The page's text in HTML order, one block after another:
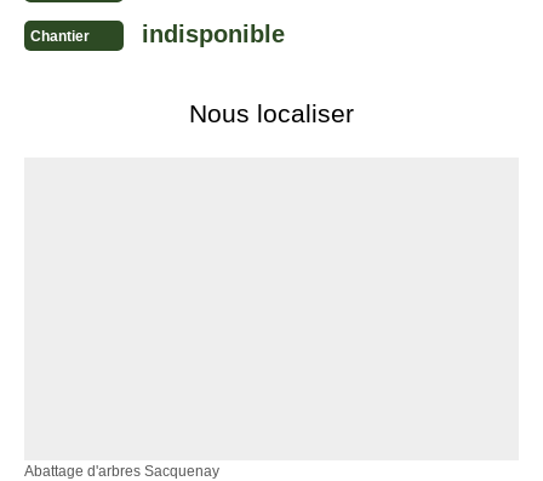
Chantier indisponible
Nous localiser
Abattage d'arbres Sacquenay